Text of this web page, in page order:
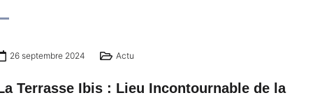
26 septembre 2024 Actu
Terrasse Ibis : Lieu Incontournable de la